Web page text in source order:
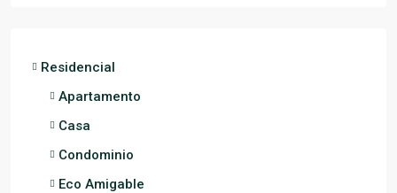
Residencial
Apartamento
Casa
Condominio
Eco Amigable